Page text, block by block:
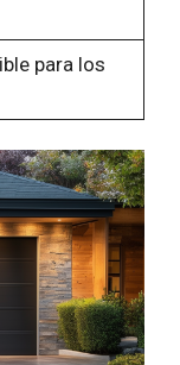
para los